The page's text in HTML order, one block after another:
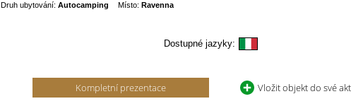
Druh ubytování: Autocamping Místo: Ravenna
Dostupné jazyky:
Kompletní prezentace Vložit objekt do své